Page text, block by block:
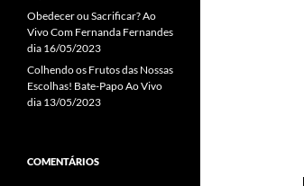
Obedecer ou Sacrificar? Ao
Vivo Com Fernanda Fernandes
dia 16/05/2023
Colhendo os Frutos das Nossas
Escolhas! Bate-Papo Ao Vivo
dia 13/05/2023
COMENTÁRIOS